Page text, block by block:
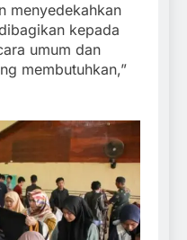
menyedekahkan
kepada
umum dan
membutuhkan,”